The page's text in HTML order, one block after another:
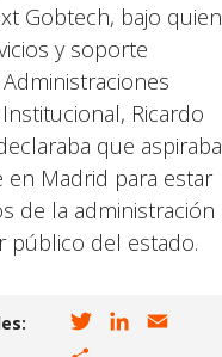
Gobtech, bajo quien
y soporte
Ricardo
que aspiraba
en Madrid para estar
de la administración
público del estado.